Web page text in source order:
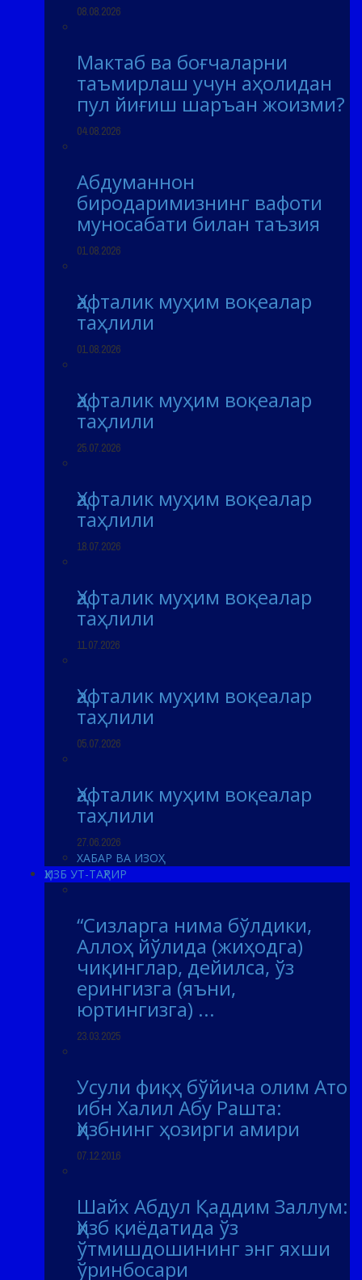
08.08.2026
Мактаб ва боғчаларни
таъмирлаш учун аҳолидан
пул йиғиш шаръан жоизми?
04.08.2026
Абдуманнон
биродаримизнинг вафоти
муносабати билан таъзия
01.08.2026
Ҳафталик муҳим воқеалар
таҳлили
01.08.2026
Ҳафталик муҳим воқеалар
таҳлили
25.07.2026
Ҳафталик муҳим воқеалар
таҳлили
18.07.2026
Ҳафталик муҳим воқеалар
таҳлили
11.07.2026
Ҳафталик муҳим воқеалар
таҳлили
05.07.2026
Ҳафталик муҳим воқеалар
таҳлили
27.06.2026
ХАБАР ВА ИЗОҲ
ҲИЗБ УТ-ТАҲРИР
“Сизларга нима бўлдики,
Аллоҳ йўлида (жиҳодга)
чиқинглар, дейилса, ўз
ерингизга (яъни,
юртингизга) ...
23.03.2025
Усули фиқҳ бўйича олим Ато
ибн Халил Абу Рашта:
Ҳизбнинг ҳозирги амири
07.12.2016
Шайх Абдул Қаддим Заллум:
Ҳизб қиёдатида ўз
ўтмишдошининг энг яхши
ўринбосари